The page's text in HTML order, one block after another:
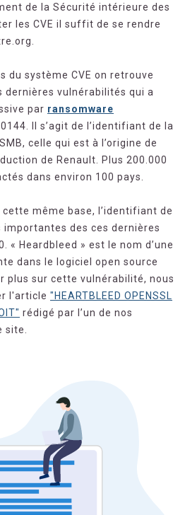
de la Sécurité intérieure des
les CVE il suffit de se rendre
du système CVE on retrouve
dernières vulnérabilités qui a
par ransomware
Il s’agit de l’identifiant de la
celle qui est à l’origine de
de Renault. Plus 200.000
dans environ 100 pays.
même base, l’identifiant de
importantes des ces dernières
« Heardbleed » est le nom d’une
dans le logiciel open source
plus sur cette vulnérabilité, nous
l'article "HEARTBLEED OPENSSL
rédigé par l’un de nos
site.